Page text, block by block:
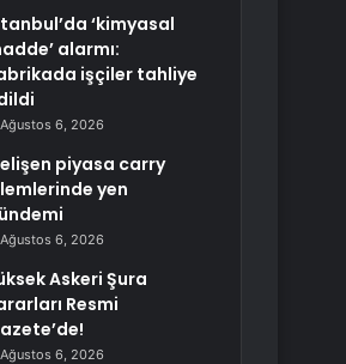
‘kimyasal
alarmı:
işçiler tahliye
Ağustos 6, 2026
piyasa carry
yen
Ağustos 6, 2026
Askeri Şura
Resmi
Ağustos 6, 2026